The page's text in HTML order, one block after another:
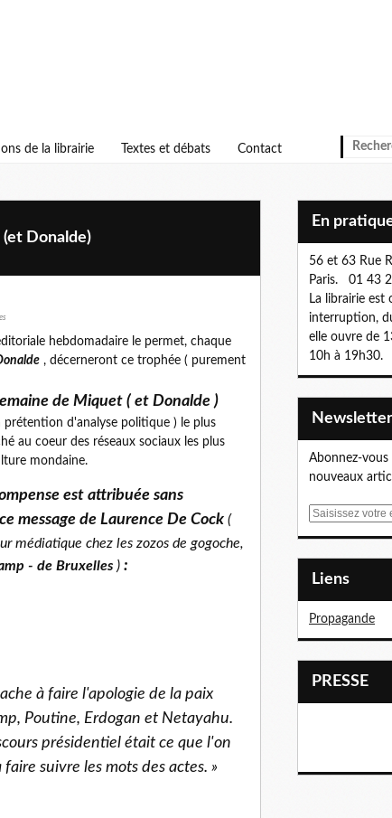
de la librairie Textes et débats Contact
(et Donalde)
hebdomadaire le permet, chaque
, décerneront ce trophée ( purement
de Miquet ( et Donalde )
prétention d'analyse politique ) le plus
au coeur des réseaux sociaux les plus
mondaine.
est attribuée sans
message de Laurence De Cock (
médiatique chez les zozos de gogoche,
- de Bruxelles ) :
à faire l'apologie de la paix
Poutine, Erdogan et Netayahu.
présidentiel était ce que l'on
suivre les mots des actes. »
En
56 et 63 Rue
Paris. 01 43
La librairie est
interruption,
elle ouvre de
10h à 19h30.
Newsletter
Abonnez-
nouveaux
E
Liens
Propagande
PRESSE